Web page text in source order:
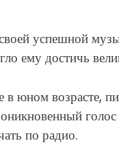
успешной
ему достичь
юном возрасте,
голос
по радио.